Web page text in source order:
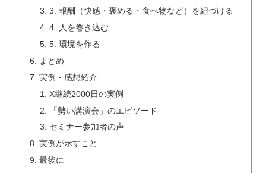
3. 報酬（快感・褒める・食べ物など）を紐づける
4. 人を巻き込む
5. 環境を作る
まとめ
実例・感想紹介
X継続2000日の実例
「勢い講演会」のエピソード
セミナー参加者の声
実例が示すこと
最後に